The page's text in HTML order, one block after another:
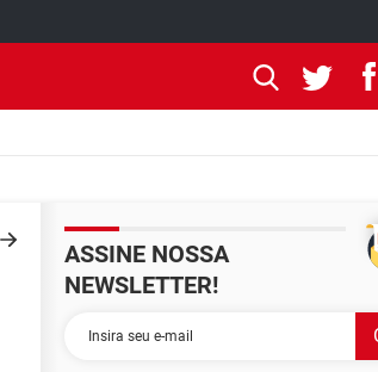
ASSINE NOSSA
NEWSLETTER!